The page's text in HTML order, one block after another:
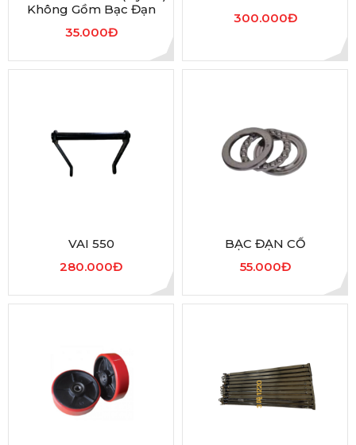
Không Gồm Bạc Đạn
35.000Đ
300.000Đ
VAI 550
280.000Đ
BẠC ĐẠN CỔ
55.000Đ